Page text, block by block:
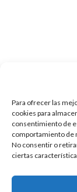
Para ofrecer las
cookies para
consentimiento de
comportamiento de
No consentir o
ciertas